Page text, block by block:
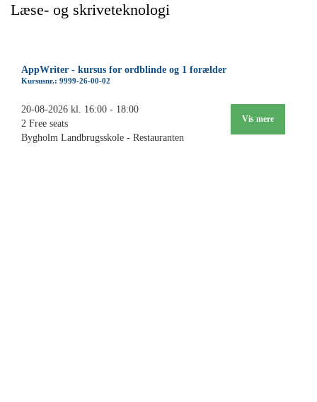
Læse- og skriveteknologi
AppWriter - kursus for ordblinde og 1 forælder
Kursusnr.: 9999-26-00-02
20-08-2026 kl. 16:00 - 18:00
2 Free seats
Bygholm Landbrugsskole - Restauranten
Vis mere